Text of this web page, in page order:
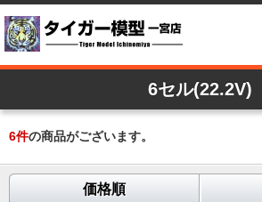
6セル(22.2V)
6件の商品がございます。
価格順